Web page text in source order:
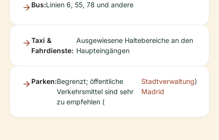
Bus:Linien 6, 55, 78 und andere
Taxi &
Fahrdienste:
Ausgewiesene Haltebereiche an den
Haupteingängen
Parken:Begrenzt; öffentliche
Verkehrsmittel sind sehr
zu empfehlen (
Stadtverwaltung
Madrid
)